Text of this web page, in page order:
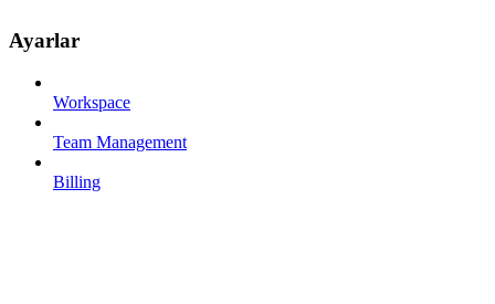
Ayarlar
Workspace
Team Management
Billing